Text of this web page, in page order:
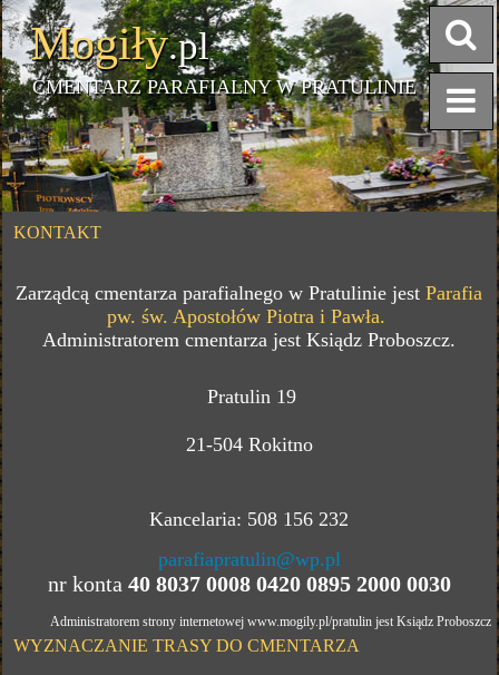
Mogiły.pl
CMENTARZ PARAFIALNY W PRATULINIE
KONTAKT
Zarządcą cmentarza parafialnego w Pratulinie jestParafia
pw. św. Apostołów Piotra i Pawła.
Administratorem cmentarza jest Ksiądz Proboszcz.
Pratulin 19
21-504 Rokitno
Kancelaria: 508 156 232
parafiapratulin@wp.pl
nr konta 40 8037 0008 0420 0895 2000 0030
Administratorem strony internetowej www.mogily.pl/pratulin jest Ksiądz Proboszcz
WYZNACZANIE TRASY DO CMENTARZA